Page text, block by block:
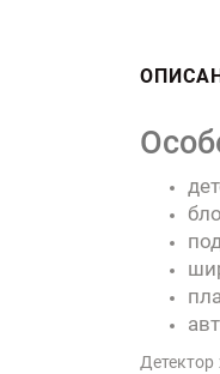
Детектор